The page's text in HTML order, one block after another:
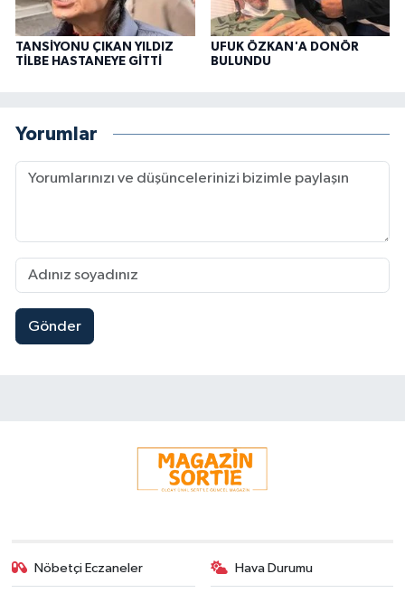
TANSİYONU ÇIKAN YILDIZ
TİLBE HASTANEYE GİTTİ
UFUK ÖZKAN'A DONÖR
BULUNDU
Yorumlar
Gönder
Nöbetçi Eczaneler Hava Durumu